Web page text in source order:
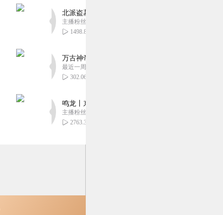
北派盗墓笔记丨头陀渊出品丨悬疑灵异丨摸金校尉
主播粉丝1659万
1498.80万
万古神帝丨玄幻丨热血丨紫襟团队演播丨多人有声
最近一周更新
302.06万
鸣龙丨东方玄幻丨紫襟团队丨轻松搞笑丨多人有声
主播粉丝2836万
2763.36万